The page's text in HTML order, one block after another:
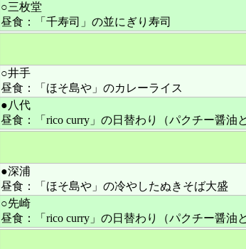
○三枚堂
昼食：「千寿司」の並にぎり寿司
○井手
昼食：「ほそ島や」のカレーライス
●八代
昼食：「rico curry」の日替わり（パクチー醤
●深浦
昼食：「ほそ島や」の冷やしたぬきそば大盛
○先崎
昼食：「rico curry」の日替わり（パクチー醤油